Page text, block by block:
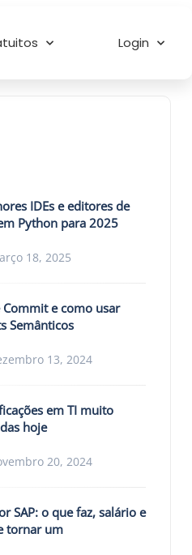
Login
IDEs e editores de
Python para 2025
18, 2025
Commit e como usar
Semânticos
13, 2024
em TI muito
hoje
20, 2024
SAP: o que faz, salário e
tornar um